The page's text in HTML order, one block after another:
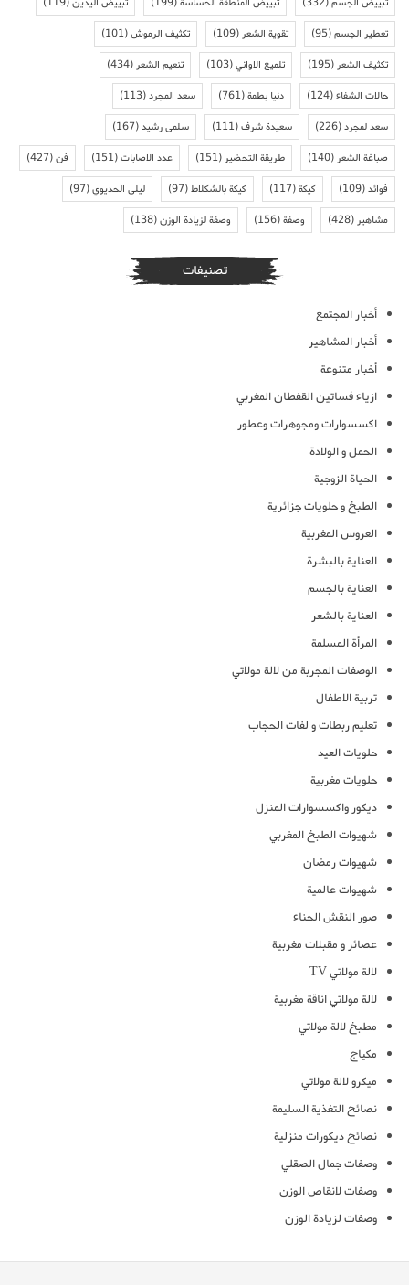
تعطير الجسم(95) تقوية الشعر(109) تكثيف الرموش(101)
تكثيف الشعر(195) تلميع الاواني(103) تنعيم الشعر(434)
حالات الشفاء(124) دنيا بطمة(761) سعد المجرد(113)
سعد لمجرد(226) سعيدة شرف(111) سلمى رشيد(167)
صباغة الشعر(140) طريقة التحضير(151) عدد الاصابات(151) فن(427)
فوائد(109) كيكة(117) كيكة بالشكلاط(97) ليلى الحديوي(97)
مشاهير(428) وصفة(156) وصفة لزيادة الوزن(138)
تصنيفات
أخبار المجتمع
أخبار المشاهير
أخبار متنوعة
ازياء فساتين القفطان المغربي
اكسسوارات ومجوهرات وعطور
الحمل و الولادة
الحياة الزوجية
الطبخ و حلويات جزائرية
العروس المغربية
العناية بالبشرة
العناية بالجسم
العناية بالشعر
المرأة المسلمة
الوصفات المجربة من لالة مولاتي
تربية الاطفال
تعليم ربطات و لفات الحجاب
حلويات العيد
حلويات مغربية
ديكور واكسسوارات المنزل
شهيوات الطبخ المغربي
شهيوات رمضان
شهيوات عالمية
صور النقش الحناء
عصائر و مقبلات مغربية
لالة مولاتي TV
لالة مولاتي اناقة مغربية
مطبخ لالة مولاتي
مكياج
ميكرو لالة مولاتي
نصائح التغذية السليمة
نصائح ديكورات منزلية
وصفات جمال الصقلي
وصفات لانقاص الوزن
وصفات لزيادة الوزن